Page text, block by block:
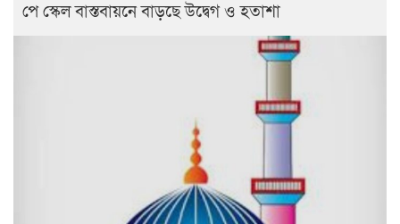
পে স্কেল বাস্তবায়নে বাড়ছে উদ্বেগ ও হতাশা